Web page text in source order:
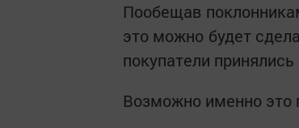
Пообещав
это можно будет
покупатели
Возможно именно это